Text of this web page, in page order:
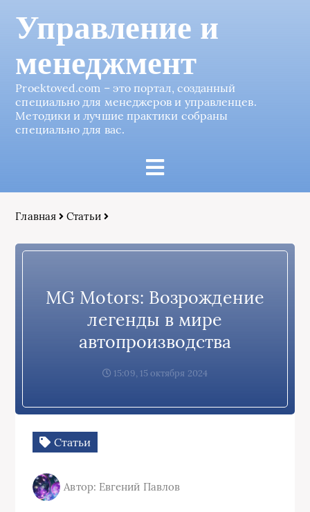
Управление и
менеджмент
Proektoved.com – это портал, созданный
специально для менеджеров и управленцев.
Методики и лучшие практики собраны
специально для вас.
Главная Статьи
MG Motors: Возрождение
легенды в мире
автопроизводства
15:09, 15 октября 2024
Статьи
Автор: Евгений Павлов